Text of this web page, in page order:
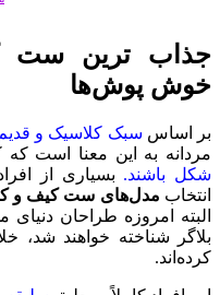
جذاب‌ ترین ست
خوش پوش‌ها
بر اساس سبک کلاسیک و قدیم
مردانه به این معنا است
شکل باشند.بسیاری از
انتخاب مدل‌های ست کیف و
البته امروزه طراحان
بلاگر شناخته خواهند شد،
کرده‌اند.